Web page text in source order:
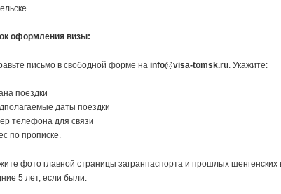
оформления визы:
письмо в свободной форме наinfo@visa-tomsk.ru . Укажите:
поездки
даты поездки
телефона для связи
по прописке.
фото главной страницы загранпаспорта и прошлых шенгенских
5 лет, если были.